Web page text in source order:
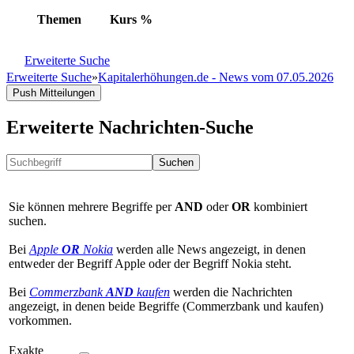
Themen Kurs %
Erweiterte Suche
Erweiterte Suche»Kapitalerhöhungen.de - News vom 07.05.2026
Push Mitteilungen
Erweiterte Nachrichten-Suche
Suchen
Sie können mehrere Begriffe per AND oderOR kombiniert
suchen.
Bei Apple OR Nokia werden alle News angezeigt, in denen
entweder der Begriff Apple oder der Begriff Nokia steht.
Bei CommerzbankAND kaufen werden die Nachrichten
angezeigt, in denen beide Begriffe (Commerzbank und kaufen)
vorkommen.
Exakte